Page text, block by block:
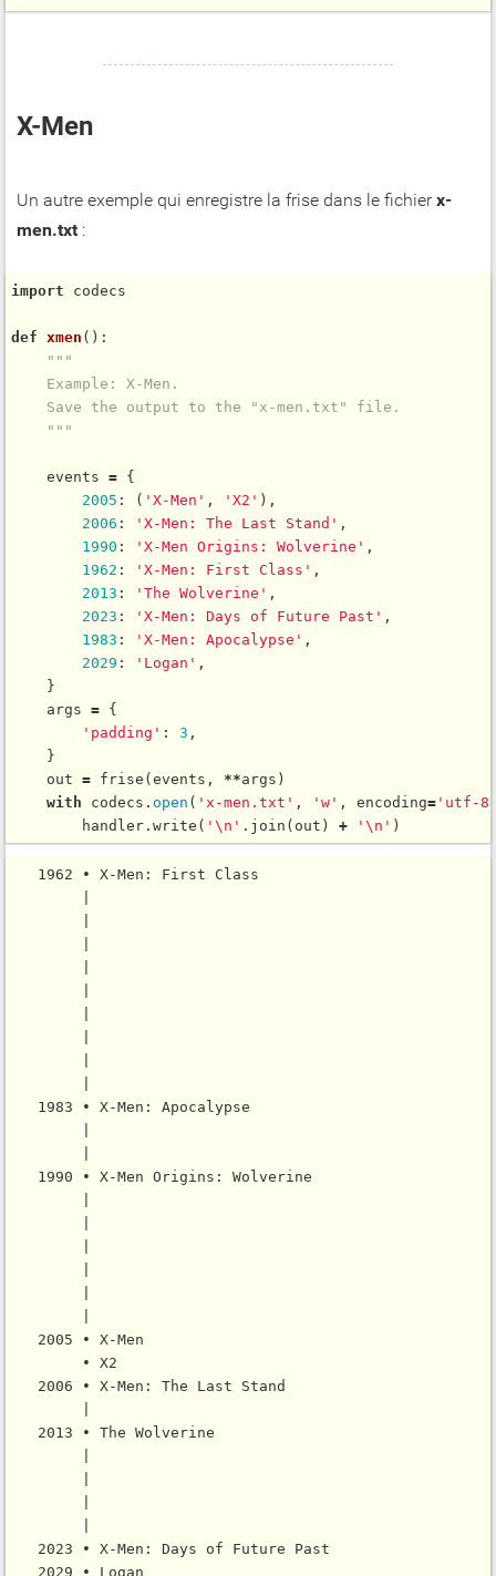
X-Men
Un autre exemple qui enregistre la frise dans le fichierx-
men.txt :
import codecs
def xmen ():
"""
    Example: X-Men.
    Save the output to the "x-men.txt" file.
    """
    events
= {
2005 : ( 'X-Men' , 'X2' ),
2006 : 'X-Men: The Last Stand' ,
1990 : 'X-Men Origins: Wolverine' ,
1962 : 'X-Men: First Class' ,
2013 : 'The Wolverine' ,
2023 : 'X-Men: Days of Future Past' ,
1983 : 'X-Men: Apocalypse' ,
2029 : 'Logan' ,
    }
    args
= {
'padding' : 3 ,
    }
    out
= frise (events, **args)
with codecs. open ( 'x-men.txt' , 'w' , encoding= 'utf-
        handler.
write ( '\n' . join (out) + '\n'
   1962 • X-Men: First Class
   1983 • X-Men: Apocalypse
   1990 • X-Men Origins: Wolverine
   2005 • X-Men
        • X2
   2006 • X-Men: The Last Stand
   2013 • The Wolverine
   2023 • X-Men: Days of Future Past